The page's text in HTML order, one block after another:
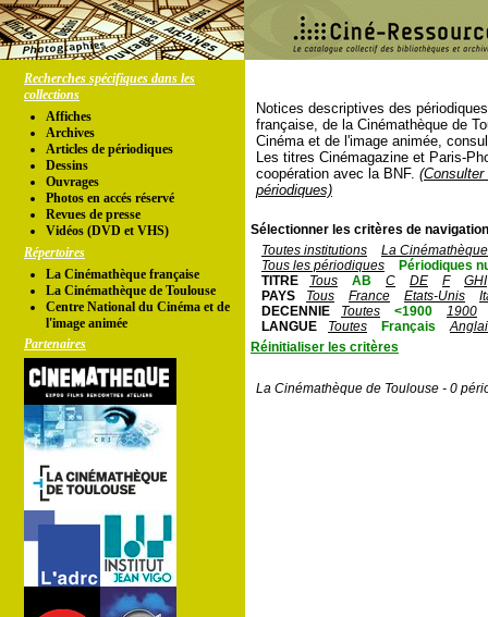
Recherches spécifiques dans les
collections
Affiches
Archives
Articles de périodiques
Dessins
Ouvrages
Photos en accés réservé
Revues de presse
Vidéos (DVD et VHS)
Répertoires
La Cinémathèque française
La Cinémathèque de Toulouse
Centre National du Cinéma et de
l'image animée
Partenaires
Notices descriptives des
française, de la Cinémathèque de
Cinéma et de l'image animée,
Les titres Cinémagazine et Paris-
coopération avec la BNF.
périodiques)
Sélectionner les critères de
Toutes institutions
La
Tous les périodiques
Périodiques
TITRE
Tous AB C DE F
GHI
PAYS
Tous France Etats-Unis
DECENNIE
Toutes <1900
1900
LANGUE
Toutes Français
Réinitialiser les critères
La Cinémathèque de Toulouse - 0